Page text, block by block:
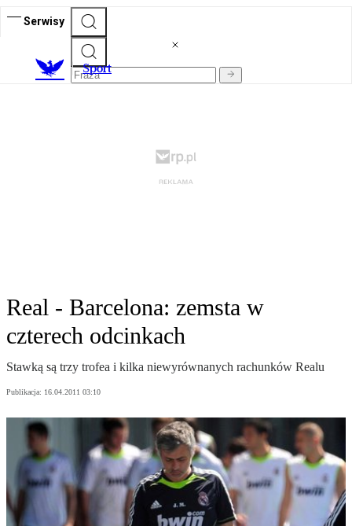
Serwisy
Sport
Real - Barcelona: zemsta w
czterech odcinkach
Stawką są trzy trofea i kilka niewyrównanych rachunków Realu
Publikacja: 16.04.2011 03:10